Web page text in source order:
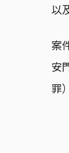
以
案
安
罪